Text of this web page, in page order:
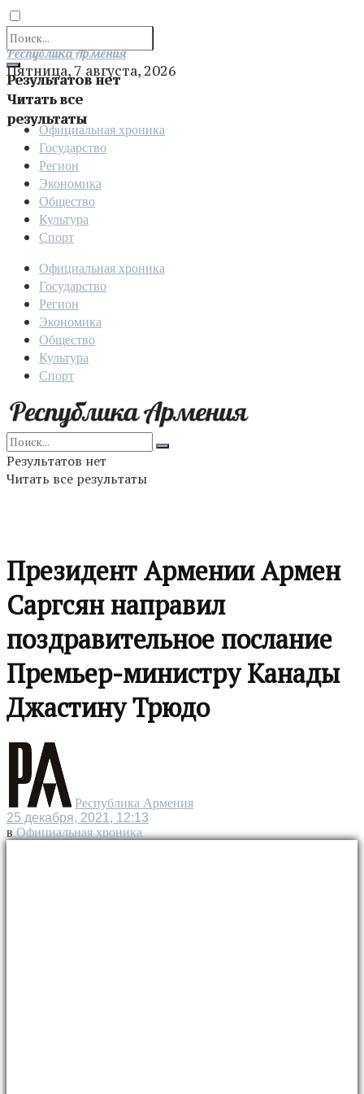
Результатов нет
Читать все
результаты
Отправить
Республика Армения
Пятница, 7 августа, 2026
Официальная хроника
Государство
Регион
Экономика
Общество
Культура
Спорт
Официальная хроника
Государство
Регион
Экономика
Общество
Культура
Спорт
Результатов нет
Читать все результаты
Президент Армении Армен
Саргсян направил
поздравительное послание
Премьер-министру Канады
Джастину Трюдо
Республика Армения
25 декабря, 2021, 12:13
в Официальная хроника